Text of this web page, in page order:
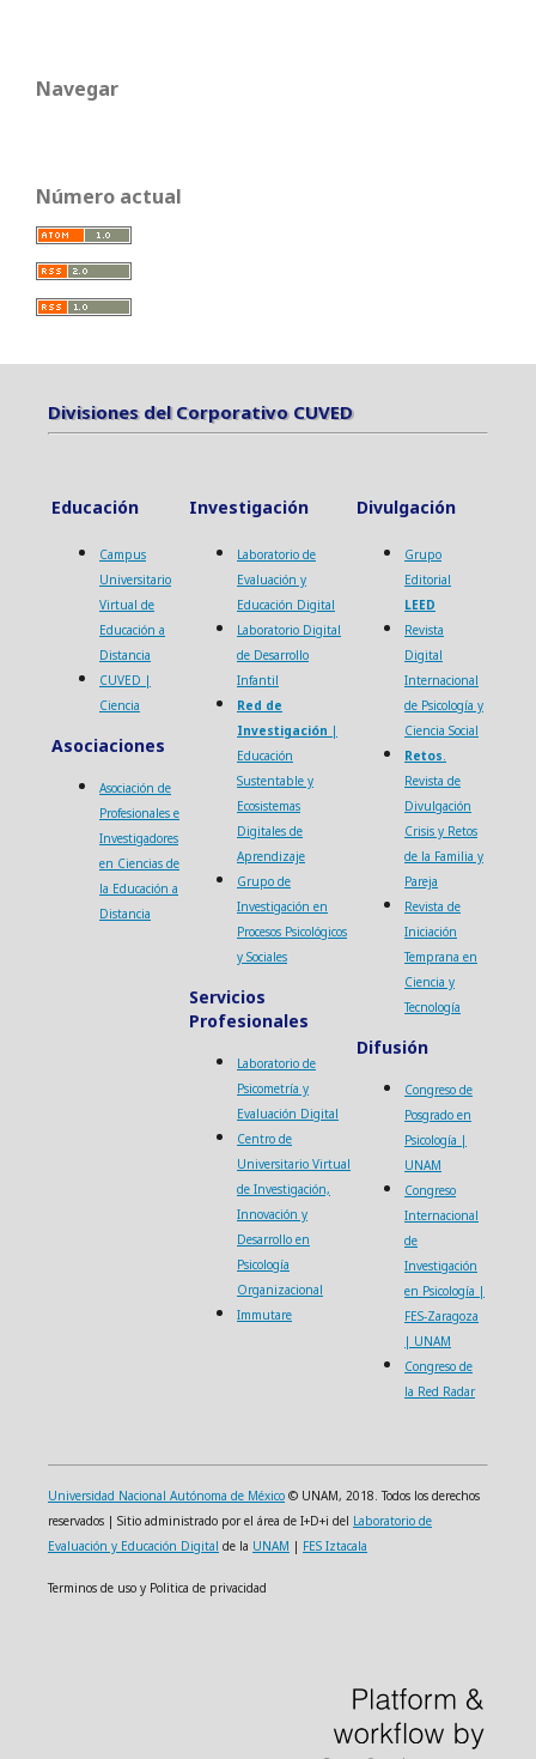
Navegar
Número actual
Divisiones del Corporativo CUVED
Divisiones del Corporativo CUVED
Educación Investigación Divulgación
Campus
Universitario
Virtual de
Educación a
Distancia
CUVED |
Ciencia
Asociaciones
Asociación de
Profesionales e
Investigadores
en Ciencias de
la Educación a
Distancia
Laboratorio de
Evaluación y
Educación Digital
Laboratorio Digital
de Desarrollo
Infantil
Red de
Investigación |
Educación
Sustentable y
Ecosistemas
Digitales de
Aprendizaje
Grupo de
Investigación en
Procesos Psicológicos
y Sociales
Servicios
Profesionales
Laboratorio de
Psicometría y
Evaluación Digital
Centro de
Universitario Virtual
de Investigación,
Innovación y
Desarrollo en
Psicología
Organizacional
Immutare
Grupo
Editorial
LEED
Revista
Digital
Internacional
de Psicología y
Ciencia Social
Retos.
Revista de
Divulgación
Crisis y Retos
de la Familia y
Pareja
Revista de
Iniciación
Temprana en
Ciencia y
Tecnología
Difusión
Congreso de
Posgrado en
Psicología |
UNAM
Congreso
Internacional
de
Investigación
en Psicología |
FES-Zaragoza
| UNAM
Congreso de
la Red Radar
Universidad Nacional Autónoma de México © UNAM, 2018. Todos los derechos
reservados | Sitio administrado por el área de I+D+i del Laboratorio de
Evaluación y Educación Digital de la UNAM | FES Iztacala
Terminos de uso y Politica de privacidad